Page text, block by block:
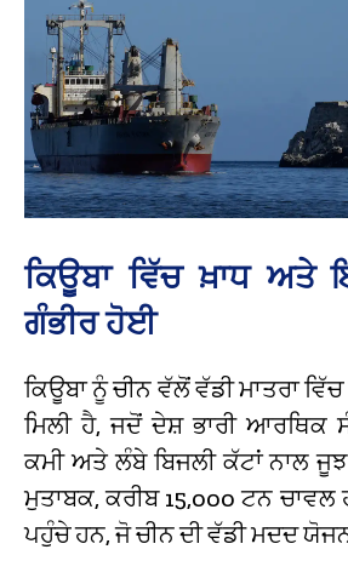
ਕਿਊਬਾ ਵਿੱਚ ਖ਼ਾਧ ਅਤੇ
ਗੰਭੀਰ ਹੋਈ
ਕਿਊਬਾ ਨੂੰ ਚੀਨ ਵੱਲੋਂ ਵੱਡੀ ਮਾਤਰਾ
ਮਿਲੀ ਹੈ, ਜਦੋਂ ਦੇਸ਼ ਭਾਰੀ ਆਰਥਿਕ
ਕਮੀ ਅਤੇ ਲੰਬੇ ਬਿਜਲੀ ਕੱਟਾਂ ਨਾਲ ਜੂਝ
ਮੁਤਾਬਕ, ਕਰੀਬ 15,000 ਟਨ ਚਾਵਲ
ਪਹੁੰਚੇ ਹਨ, ਜੋ ਚੀਨ ਦੀ ਵੱਡੀ ਮਦਦ